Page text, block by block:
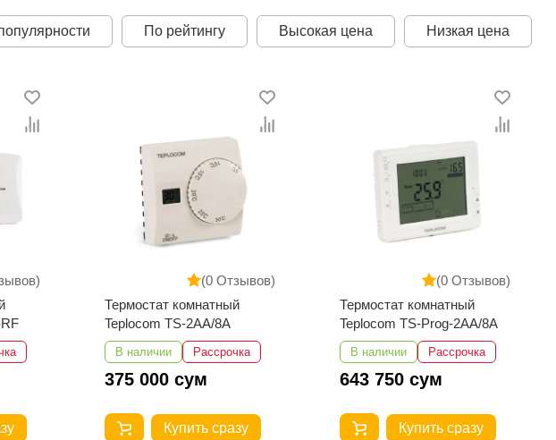
представлена оптимальная цена для каждой позиции из
По рейтингу Высокая цена Низкая цена
(0 Отзывов)
Термостат комнатный
Teplocom TS-2AA/8A
В наличии Рассрочка
375 000 сум
Купить сразу
(0 Отзывов)
Термостат комнатный
Teplocom TS-Prog-2AA/8A
В наличии Рассрочка
643 750 сум
Купить сразу